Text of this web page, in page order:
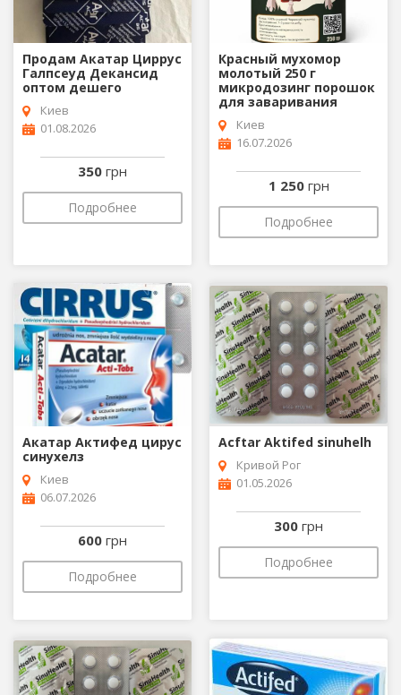
Продам Акатар Циррус
Галпсеуд Декансид
оптом дешего
Киев
01.08.2026
350 грн
Подробнее
Красный мухомор
молотый 250 г
микродозинг порошок
для заваривания
Киев
16.07.2026
1 250 грн
Подробнее
Акатар Актифед цирус
синухелз
Киев
06.07.2026
600 грн
Подробнее
Acftar Aktifed sinuhelh
Кривой Рог
01.05.2026
300 грн
Подробнее